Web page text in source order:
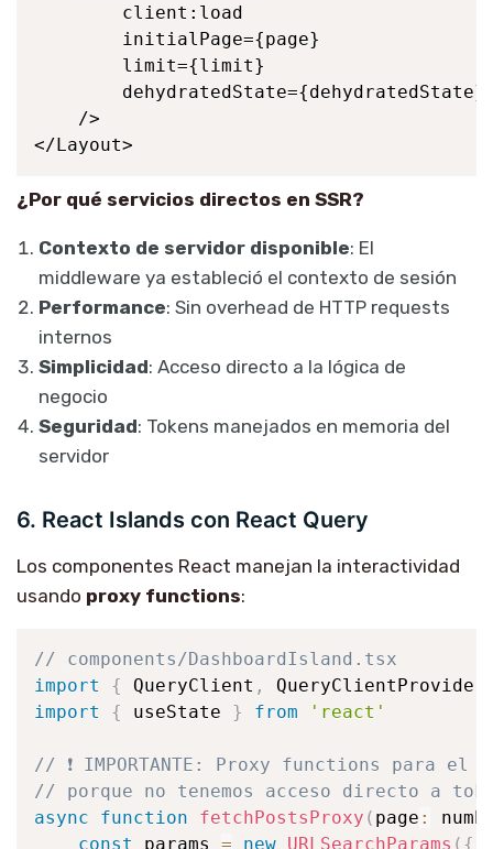
        client:load
        initialPage={page}
        limit={limit}
        dehydratedState={dehydratedState}
    />
¿Por qué servicios directos en SSR?
Contexto de servidor disponible: El
middleware ya estableció el contexto de sesión
Performance: Sin overhead de HTTP requests
internos
Simplicidad: Acceso directo a la lógica de
negocio
Seguridad: Tokens manejados en memoria del
servidor
6. React Islands con React Query
Los componentes React manejan la interactividad
usando proxy functions:
// components/DashboardIsland.tsx
import
{ QueryClient , QueryClientProvider
import
{ useState } from 'react'
// ❗ IMPORTANTE: Proxy functions para el
// porque no tenemos acceso directo a
async
function fetchPostsProxy ( page :
const
params = new URLSearchParams ( {